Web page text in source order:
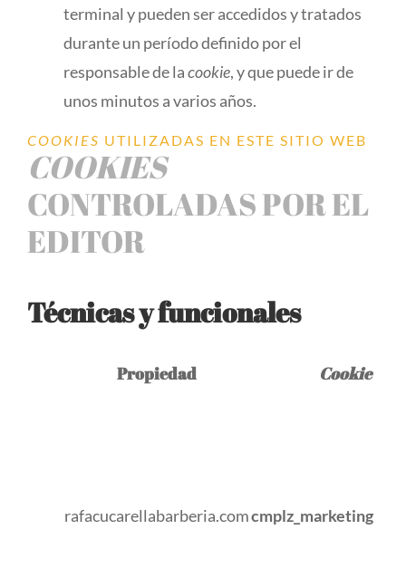
terminal y pueden ser accedidos y tratados
durante un período definido por el
responsable de lacookie, y que puede ir de
unos minutos a varios años.
COOKIES UTILIZADAS EN ESTE SITIO WEB
COOKIES
CONTROLADAS POR EL
EDITOR
Técnicas y funcionales
Propiedad Cookie
rafacucarellabarberia.comcmplz_marketing